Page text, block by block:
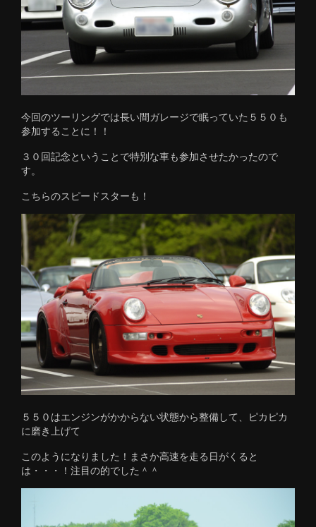
今回のツーリングでは長い間ガレージで眠っていた５５０も
参加することに！！
３０回記念ということで特別な車も参加させたかったので
す。
こちらのスピードスターも！
５５０はエンジンがかからない状態から整備して、ピカピカ
に磨き上げて
このようになりました！まさか高速を走る日がくると
は・・・！注目の的でした＾＾